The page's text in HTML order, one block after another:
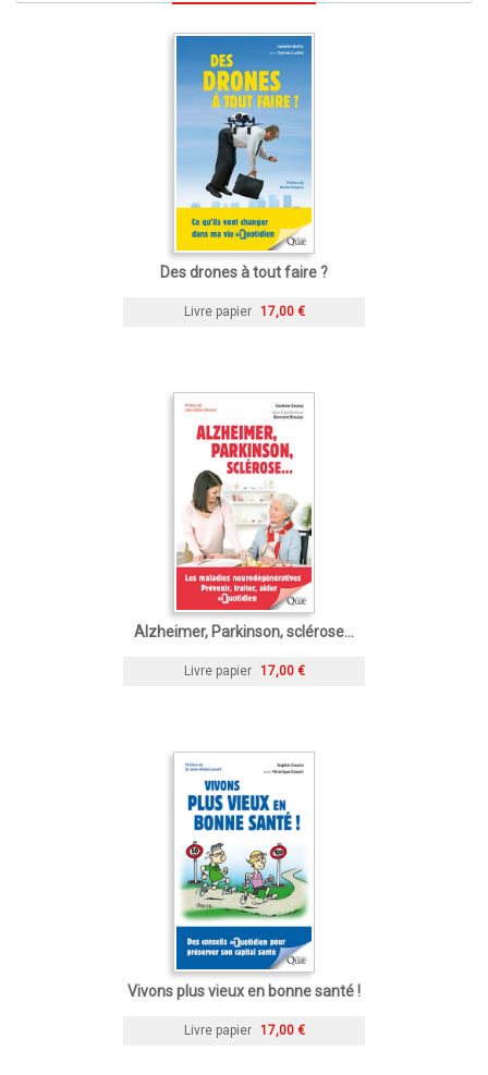
Des drones à tout faire ?
Livre papier 17,00 €
Alzheimer, Parkinson, sclérose...
Livre papier 17,00 €
Vivons plus vieux en bonne santé !
Livre papier 17,00 €